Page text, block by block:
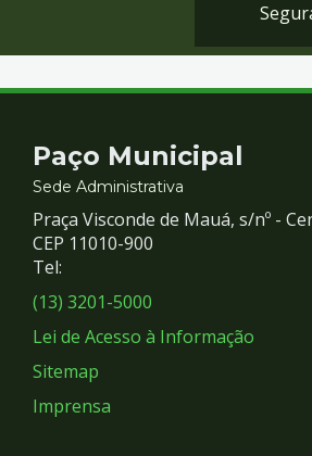
Contato
e
Redes
Sociais
Paço Municipal
Sede Administrativa
Praça Visconde de Mauá, s/nº -
CEP 11010-900
Tel:
(13) 3201-5000
Lei de Acesso à Informação
Sitemap
Imprensa